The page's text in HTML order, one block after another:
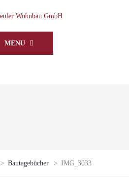
MENU
> Bautagebücher > IMG_3033